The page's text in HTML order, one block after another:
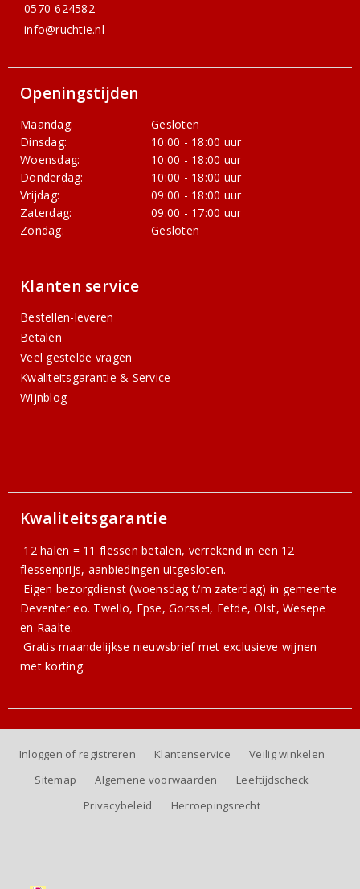
0570-624582
info@ruchtie.nl
Openingstijden
Maandag:
Gesloten
Dinsdag:
10:00 - 18:00 uur
Woensdag:
10:00 - 18:00 uur
Donderdag:
10:00 - 18:00 uur
Vrijdag:
09:00 - 18:00 uur
Zaterdag:
09:00 - 17:00 uur
Zondag:
Gesloten
Klanten service
Bestellen-leveren
Betalen
Veel gestelde vragen
Kwaliteitsgarantie & Service
Wijnblog
Kwaliteitsgarantie
12 halen = 11 flessen betalen, verrekend in een 12
flessenprijs, aanbiedingen uitgesloten.
Eigen bezorgdienst (woensdag t/m zaterdag) in gemeente
Deventer eo. Twello, Epse, Gorssel, Eefde, Olst, Wesepe
en Raalte.
Gratismaandelijkse nieuwsbriefmet exclusieve wijnen
met korting.
Inloggen of registreren Klantenservice
Veilig winkelen
Sitemap
Algemene voorwaarden
Leeftijdscheck
Privacybeleid
Herroepingsrecht